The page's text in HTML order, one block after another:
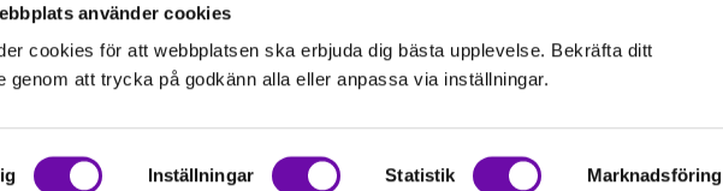
använder cookies
cookies för att webbplatsen ska erbjuda dig bästa upplevelse. Bekräfta ditt
genom att trycka på godkänn alla eller anpassa via inställningar.
Inställningar Statistik Marknadsföring